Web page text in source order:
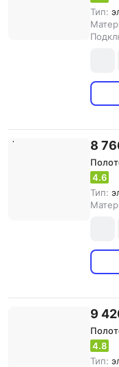
Тип:
8
4.6
Тип:
9
4.8
Тип: